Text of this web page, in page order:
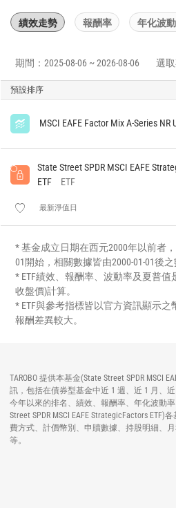
績效走勢 報酬率 年化波
期間：2025-08-06 ~ 2026-08-06 選取
預設排序
MSCI EAFE Factor Mix A-Series NR
State Street SPDR MSCI EAFE
ETF
ETF
最新淨值日
* 基金成立日期在西元2000年以前者
01開始，相關數據皆由2000-01-01後之
* ETF績效、報酬率、波動率及夏普
收盤價)計算。
* ETF與參考指標皆以官方資訊顯示
報酬差異較大。
TAROBO 提供本基金(State Street SPDR MSCI
訊，包括在債券型基金中近 1 週、近 1 月、近
今年以來的排名、績效、報酬率、年化波動
Street SPDR MSCI EAFE StrategicFactors
費方式、計價幣別、申贖數據、持股明細、
等。